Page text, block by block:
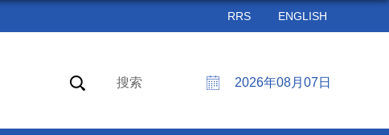
RRS ENGLISH
2026年08月07日
搜索